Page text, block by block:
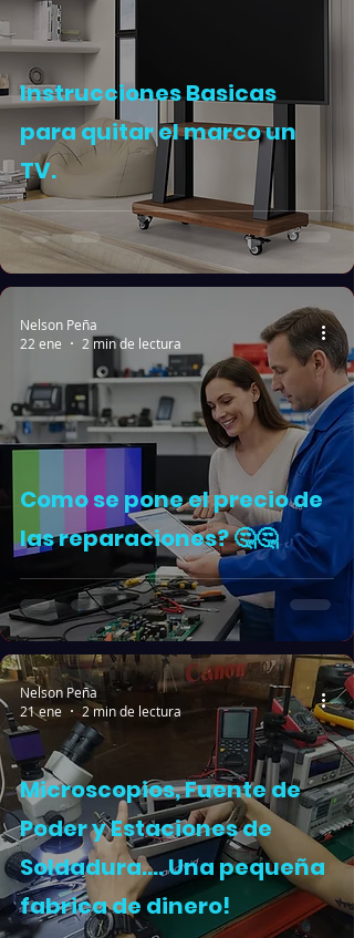
Instrucciones Basicas
para quitar el marco un
TV.
Como se pone el precio de
las reparaciones? 🤔🤔
Nelson Peña
22 ene
2 min de lectura
Microscopios, Fuente de
Poder y Estaciones de
Soldadura.... Una pequeña
fabrica de dinero!
Nelson Peña
21 ene
2 min de lectura